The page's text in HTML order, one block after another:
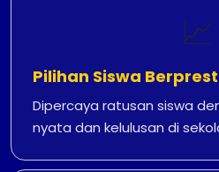
📈
Pilihan Siswa
Dipercaya ratusan siswa
nyata dan kelulusan di